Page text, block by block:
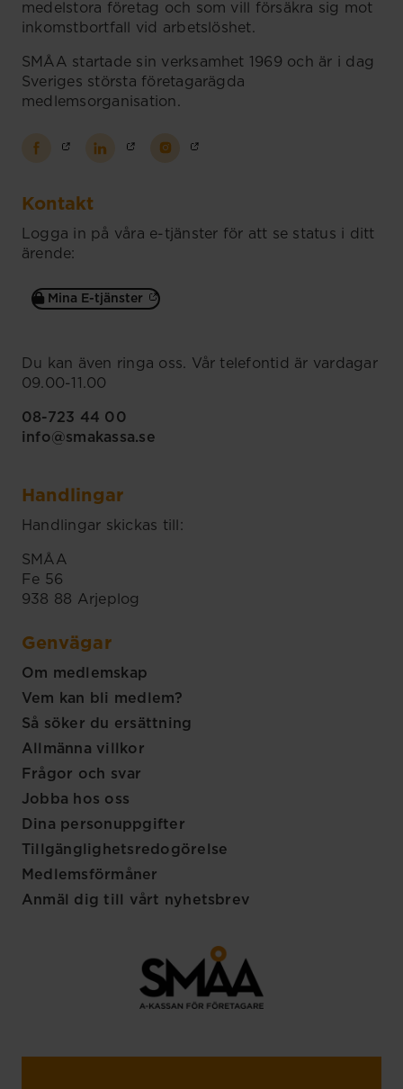
medelstora företag och som vill försäkra sig mot
inkomstbortfall vid arbetslöshet.
SMÅA startade sin verksamhet 1969 och är i dag
Sveriges största företagarägda
medlemsorganisation.
Kontakt
Logga in på våra e-tjänster för att se status i ditt
ärende:
Mina E-tjänster
Du kan även ringa oss. Vår telefontid är vardagar
09.00-11.00
08-723 44 00
info@smakassa.se
Handlingar
Handlingar skickas till:
SMÅA
Fe 56
938 88 Arjeplog
Genvägar
Om medlemskap
Vem kan bli medlem?
Så söker du ersättning
Allmänna villkor
Frågor och svar
Jobba hos oss
Dina personuppgifter
Tillgänglighetsredogörelse
Medlemsförmåner
Anmäl dig till vårt nyhetsbrev